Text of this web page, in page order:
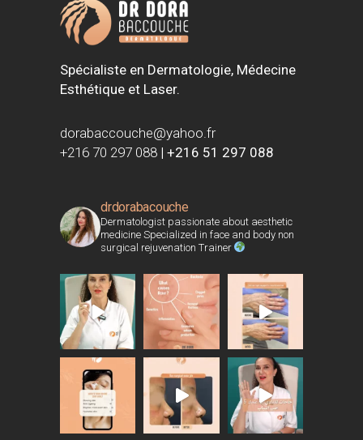
Spécialiste en Dermatologie, Médecine
Esthétique et Laser.
dorabaccouche@yahoo.fr
+216 70 297 088 | +216 51 297 088
drdorabacouche
Dermatologist passionate about aesthetic
medicine Specialized in face and body non
surgical rejuvenation Trainer